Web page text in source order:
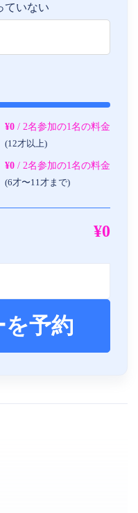
ていない
¥0 / 2名参加の1名の料金
(12才以上)
¥0 / 2名参加の1名の料金
(6才〜11才まで)
¥0
を予約